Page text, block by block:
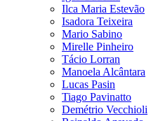
Ilca Maria Estevão
Isadora Teixeira
Mario Sabino
Mirelle Pinheiro
Tácio Lorran
Manoela Alcântara
Lucas Pasin
Tiago Pavinatto
Demétrio Vecchioli